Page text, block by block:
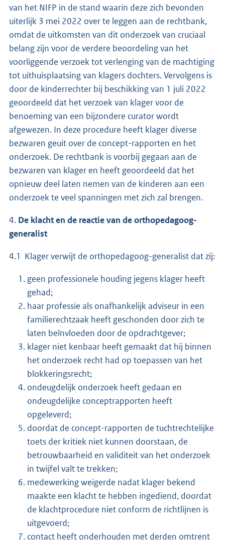
van het NIFP in de stand waarin deze zich bevonden
uiterlijk 3 mei 2022 over te leggen aan de rechtbank,
omdat de uitkomsten van dit onderzoek van cruciaal
belang zijn voor de verdere beoordeling van het
voorliggende verzoek tot verlenging van de machtiging
tot uithuisplaatsing van klagers dochters. Vervolgens is
door de kinderrechter bij beschikking van 1 juli 2022
geoordeeld dat het verzoek van klager voor de
benoeming van een bijzondere curator wordt
afgewezen. In deze procedure heeft klager diverse
bezwaren geuit over de concept-rapporten en het
onderzoek. De rechtbank is voorbij gegaan aan de
bezwaren van klager en heeft geoordeeld dat het
opnieuw deel laten nemen van de kinderen aan een
onderzoek te veel spanningen met zich zal brengen.
4. De klacht en de reactie van de orthopedagoog-
generalist
4.1 Klager verwijt de orthopedagoog-generalist dat zij:
geen professionele houding jegens klager heeft
gehad;
haar professie als onafhankelijk adviseur in een
familierechtzaak heeft geschonden door zich te
laten beïnvloeden door de opdrachtgever;
klager niet kenbaar heeft gemaakt dat hij binnen
het onderzoek recht had op toepassen van het
blokkeringsrecht;
ondeugdelijk onderzoek heeft gedaan en
ondeugdelijke conceptrapporten heeft
opgeleverd;
doordat de concept-rapporten de tuchtrechtelijke
toets der kritiek niet kunnen doorstaan, de
betrouwbaarheid en validiteit van het onderzoek
in twijfel valt te trekken;
medewerking weigerde nadat klager bekend
maakte een klacht te hebben ingediend, doordat
de klachtprocedure niet conform de richtlijnen is
uitgevoerd;
contact heeft onderhouden met derden omtrent